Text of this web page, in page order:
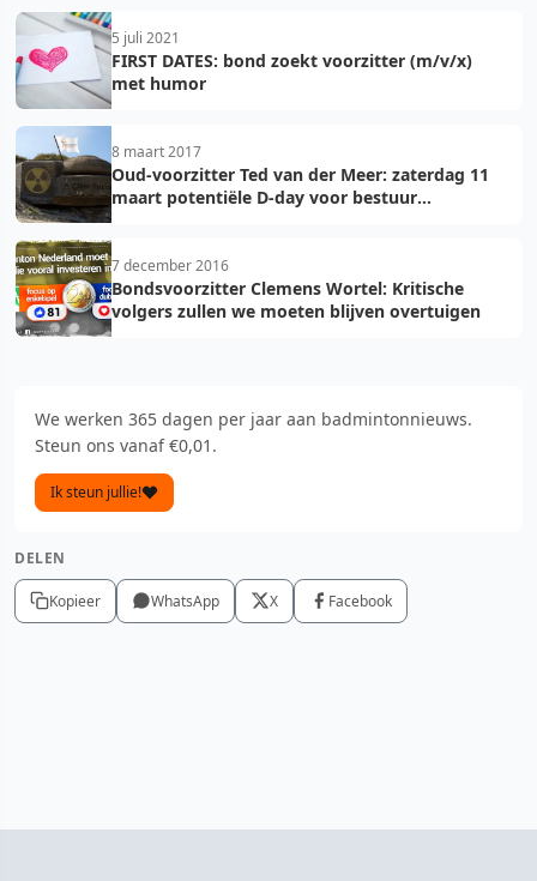
5 juli 2021
FIRST DATES: bond zoekt voorzitter (m/v/x)
met humor
8 maart 2017
Oud-voorzitter Ted van der Meer: zaterdag 11
maart potentiële D-day voor bestuur
7 december 2016
Bondsvoorzitter Clemens Wortel: Kritische
volgers zullen we moeten blijven overtuigen
We werken 365 dagen per jaar aan badmintonnieuws.
Steun ons vanaf €0,01.
Ik steun jullie!
DELEN
Kopieer WhatsApp X Facebook